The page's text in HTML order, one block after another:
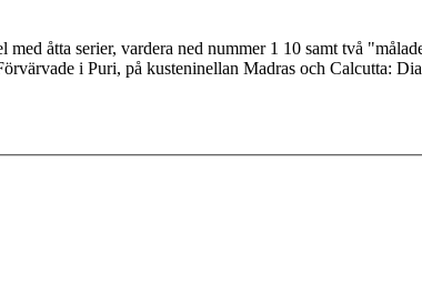
åtta serier, vardera ned nummer 1 10 samt två
i Puri, på kusteninellan Madras och Calcutta: